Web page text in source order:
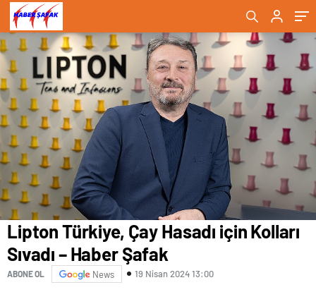
Lipton Türkiye, Çay Hasadı için Kolları
Sıvadı – Haber Şafak
ABONE OL News 19 Nisan 2024 13:00
Haber Şafak
sahip oluyor- Haber Şafak